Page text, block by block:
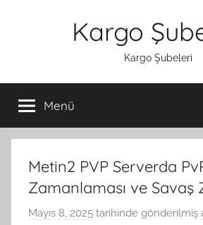
Kargo
Kargo Şubeleri
Menü
Metin2 PVP Serverda
Zamanlaması ve Savaş
Mayıs 8, 2025 tarihinde gönderilmiş